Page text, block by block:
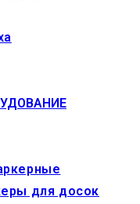
для досок